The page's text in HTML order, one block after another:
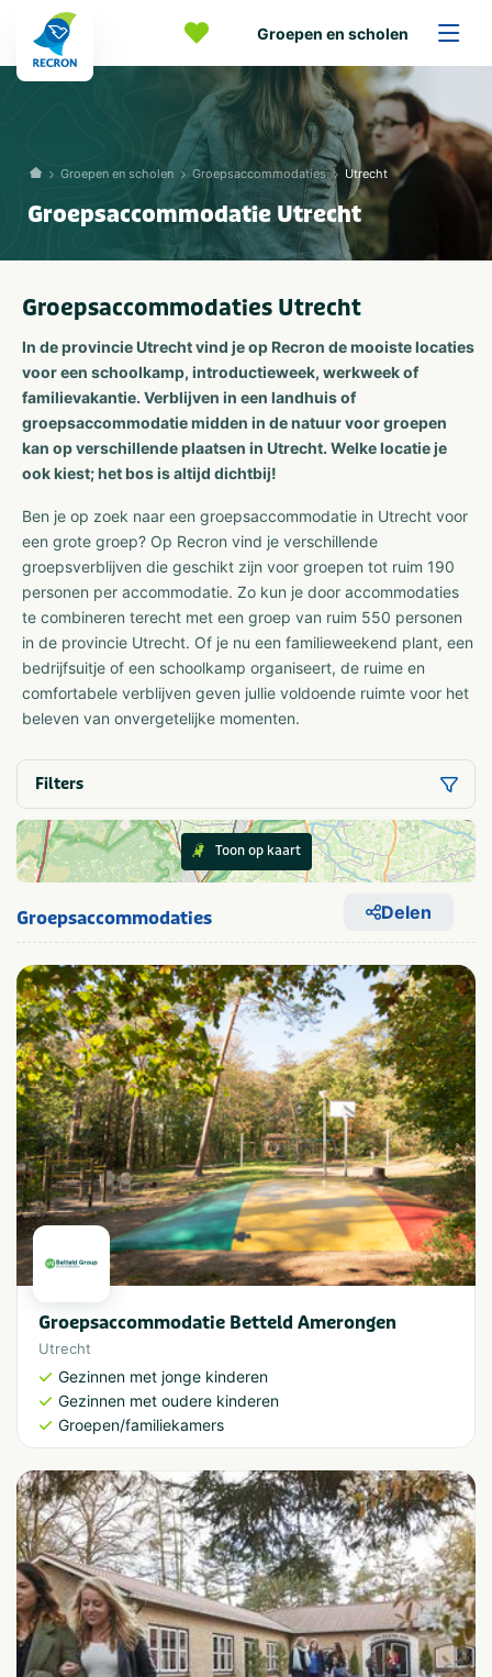
Groepen en scholen
Groepen en scholen Groepsaccommodaties Utrecht
Groepsaccommodatie Utrecht
Groepsaccommodaties Utrecht
In de provincie Utrecht vind je op Recron de mooiste locaties
voor een schoolkamp, introductieweek, werkweek of
familievakantie. Verblijven in een landhuis of
groepsaccommodatie midden in de natuur voor groepen
kan op verschillende plaatsen in Utrecht. Welke locatie je
ook kiest; het bos is altijd dichtbij!
Ben je op zoek naar een groepsaccommodatie in Utrecht voor
een grote groep? Op Recron vind je verschillende
groepsverblijven die geschikt zijn voor groepen tot ruim 190
personen per accommodatie. Zo kun je door accommodaties
te combineren terecht met een groep van ruim 550 personen
in de provincie Utrecht. Of je nu een familieweekend plant, een
bedrijfsuitje of een schoolkamp organiseert, de ruime en
comfortabele verblijven geven jullie voldoende ruimte voor het
beleven van onvergetelijke momenten.
Filters
Toon op kaart
Groepsaccommodaties Delen
Groepsaccommodatie Betteld Amerongen
Utrecht
Gezinnen met jonge kinderen
Gezinnen met oudere kinderen
Groepen/familiekamers